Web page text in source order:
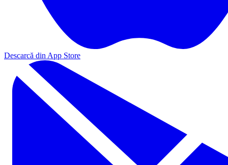
Descarcă din App Store